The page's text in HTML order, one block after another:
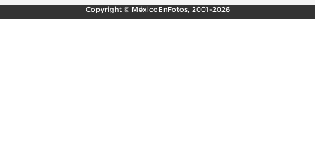
Copyright © MéxicoEnFotos, 2001-2026